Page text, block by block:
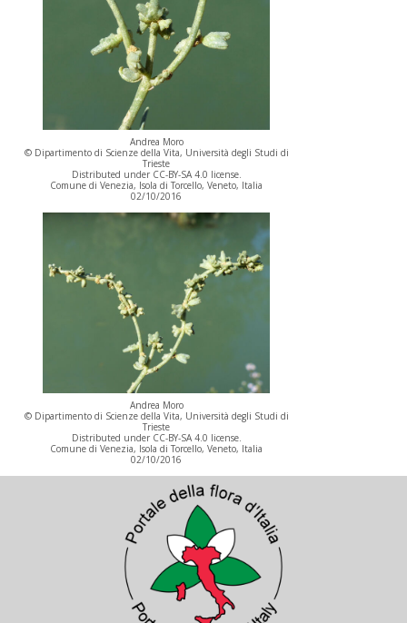
Andrea Moro
© Dipartimento di Scienze della Vita, Università degli Studi di
Trieste
Distributed under CC-BY-SA 4.0 license.
Comune di Venezia, Isola di Torcello, Veneto, Italia
02/10/2016
Andrea Moro
© Dipartimento di Scienze della Vita, Università degli Studi di
Trieste
Distributed under CC-BY-SA 4.0 license.
Comune di Venezia, Isola di Torcello, Veneto, Italia
02/10/2016